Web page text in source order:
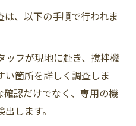
、以下の手順で行われま
ッフが現地に赴き、撹拌機
い箇所を詳しく調査しま
認だけでなく、専用の機
します。